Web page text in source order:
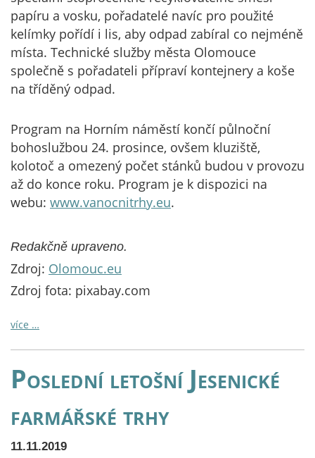
papíru a vosku, pořadatelé navíc pro použité
kelímky pořídí i lis, aby odpad zabíral co nejméně
místa. Technické služby města Olomouce
společně s pořadateli přípraví kontejnery a koše
na tříděný odpad.
Program na Horním náměstí končí půlnoční
bohoslužbou 24. prosince, ovšem kluziště,
kolotoč a omezený počet stánků budou v provozu
až do konce roku. Program je k dispozici na
webu: www.vanocnitrhy.eu.
Redakčně upraveno.
Zdroj: Olomouc.eu
Zdroj fota: pixabay.com
více …
Poslední letošní Jesenické
farmářské trhy
11.11.2019